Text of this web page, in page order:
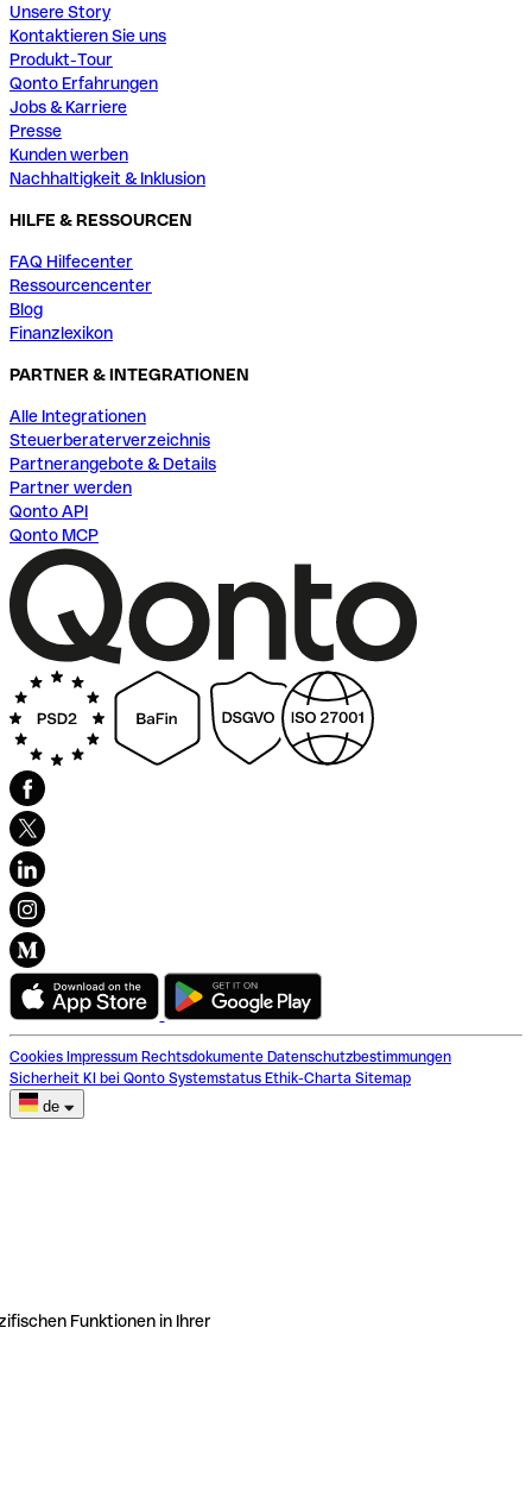
Unsere Story
Kontaktieren Sie uns
Produkt-Tour
Qonto Erfahrungen
Jobs & Karriere
Presse
Kunden werben
Nachhaltigkeit & Inklusion
HILFE & RESSOURCEN
FAQ Hilfecenter
Ressourcencenter
Blog
Finanzlexikon
PARTNER & INTEGRATIONEN
Alle Integrationen
Steuerberaterverzeichnis
Partnerangebote & Details
Partner werden
Qonto API
Qonto MCP
Cookies Impressum Rechtsdokumente Datenschutzbestimmungen
Sicherheit KI bei Qonto Systemstatus Ethik-Charta Sitemap
de
Funktionen in Ihrer